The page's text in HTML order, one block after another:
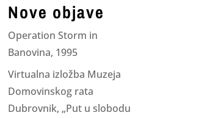
Nove objave
Operation Storm in
Banovina, 1995
Virtualna izložba Muzeja
Domovinskog rata
Dubrovnik, „Put u slobodu